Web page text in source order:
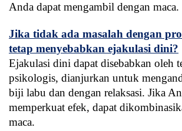
Anda dapat mengambil dengan maca.
Jika tidak ada masalah dengan
tetap menyebabkan ejakulasi dini?
Ejakulasi dini dapat disebabkan oleh
psikologis, dianjurkan untuk
biji labu dan dengan relaksasi. Jika
memperkuat efek, dapat
maca.